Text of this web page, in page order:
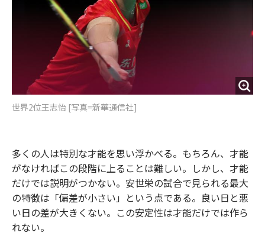
世界2位王志怡 [写真=新華通信社]
多くの人は特別な才能を思い浮かべる。もちろん、才能
がなければこの段階に上ることは難しい。しかし、才能
だけでは説明がつかない。安世栄の試合で見られる最大
の特徴は「偏差が小さい」という点である。良い日と悪
い日の差が大きくない。この安定性は才能だけでは作ら
れない。